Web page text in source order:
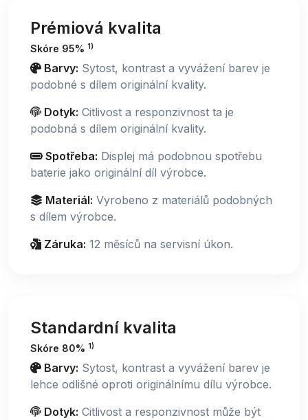
Prémiová kvalita
Skóre 95% 1)
Barvy: Sytost, kontrast a vyvážení barev je
podobné s dílem originální kvality.
Dotyk: Citlivost a responzivnost ta je
podobná s dílem originální kvality.
Spotřeba: Displej má podobnou spotřebu
baterie jako originální díl výrobce.
Materiál: Vyrobeno z materiálů podobných
s dílem výrobce.
Záruka: 12 měsíců na servisní úkon.
Standardní kvalita
Skóre 80% 1)
Barvy: Sytost, kontrast a vyvážení barev je
lehce odlišné oproti originálnímu dílu výrobce.
Dotyk: Citlivost a responzivnost může být